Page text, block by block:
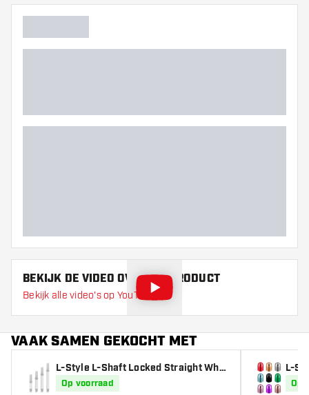
Flexibiliteit
BEKIJK DE VIDEO OVER DIT PRODUCT
Bekijk alle video's op YouTube
VAAK SAMEN GEKOCHT MET
L-Style L-Shaft Locked Straight Whit
e - Dart Shafts
Op voorraad
L-
ings
Op